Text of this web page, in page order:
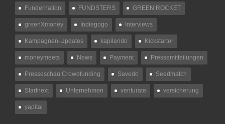
Fundernation FUNDSTERS GREEN ROCKET
greenXmoney Indiegogo Interviews
Kampagnen-Updates kapilendo Kickstarter
moneymeets News Payment Pressemitteilungen
Presseschau Crowdfunding Savedo Seedmatch
Startnext Unternehmen venturate versicherung
yapital